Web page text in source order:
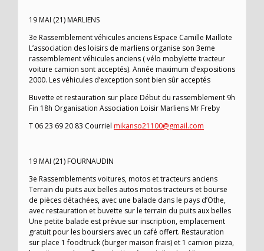
19 MAI (21) MARLIENS
3e Rassemblement véhicules anciens Espace Camille Maillote
L’association des loisirs de marliens organise son 3eme
rassemblement véhicules anciens ( vélo mobylette tracteur
voiture camion sont acceptés). Année maximum d’expositions
2000. Les véhicules d’exception sont bien sûr acceptés
Buvette et restauration sur place Début du rassemblement 9h
Fin 18h Organisation Association Loisir Marliens Mr Freby
T 06 23 69 20 83 Courriel mikanso21100@gmail.com
19 MAI (21) FOURNAUDIN
3e Rassemblements voitures, motos et tracteurs anciens
Terrain du puits aux belles autos motos tracteurs et bourse
de pièces détachées, avec une balade dans le pays d’Othe,
avec restauration et buvette sur le terrain du puits aux belles
Une petite balade est prévue sur inscription, emplacement
gratuit pour les boursiers avec un café offert. Restauration
sur place 1 foodtruck (burger maison frais) et 1 camion pizza,